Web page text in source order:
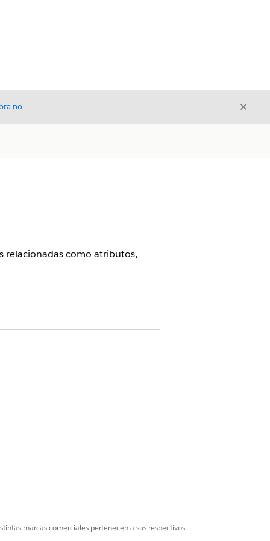
no Cerrar
relacionadas como atributos,
información sobre el número
marcas comerciales pertenecen a sus respectivos